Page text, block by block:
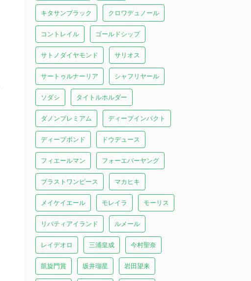
キタサンブラック クロワデュノール
コントレイル ゴールドシップ
サトノダイヤモンド サリオス
サートゥルナーリア シャフリヤール
ソダシ タイトルホルダー
ダノンプレミアム ディープインパクト
ディープボンド ドウデュース
フィエールマン フォーエバーヤング
ブラストワンピース マカヒキ
メイケイエール モレイラ モーリス
リバティアイランド ルメール
レイデオロ 三浦皇成 今村聖奈
凱旋門賞 坂井瑠星 岩田望来